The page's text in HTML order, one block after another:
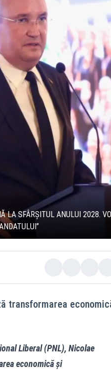
LA SFÂRȘITUL ANULUI 2028.
transformarea
Liberal (PNL), Nicolae
economică și